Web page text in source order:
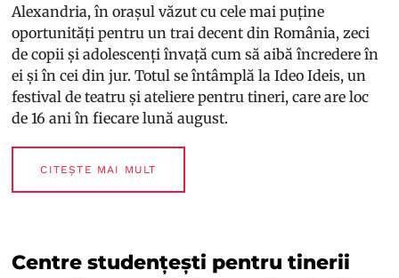
Alexandria, în orașul văzut cu cele maipuține
oportunități pentru un trai decent din România, zeci
de copii și adolescenți învață cum să aibă încredere în
ei și în cei din jur. Totul se întâmplă laIdeo Ideis, un
festival de teatru și ateliere pentru tineri, care are loc
de 16 ani în fiecare lună august.
CITEȘTE MAI MULT
Centre studențești pentru tinerii